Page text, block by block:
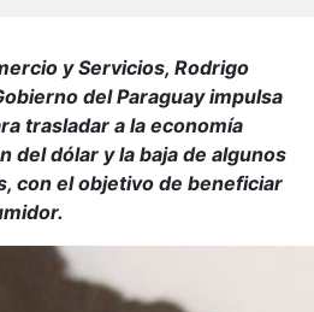
y Servicios, Rodrigo
del Paraguay impulsa
trasladar a la economía
del dólar y la baja de algunos
con el objetivo de beneficiar